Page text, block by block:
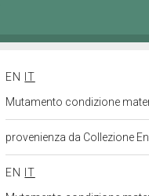
EN
IT
Mutamento condizione
provenienza da Collezione
EN
IT